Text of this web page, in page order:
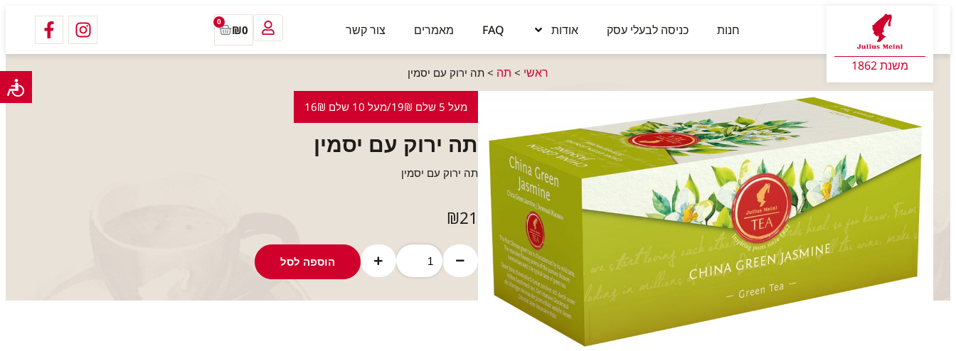
משנת 1862
חנות כניסה לבעלי עסק אודות FAQ מאמרים צור קשר ₪0
0
ראשי > תה > תה ירוק עם יסמין
מעל 5 שלם 19₪/מעל 10 שלם 16₪
תה ירוק עם יסמין
תה ירוק עם יסמין
₪21
הוספה לסל